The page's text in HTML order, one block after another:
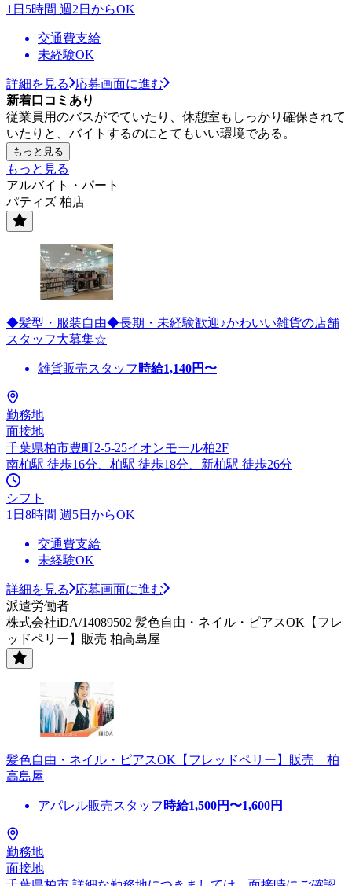
1日5時間 週2日からOK
交通費支給
未経験OK
詳細を見る
応募画面に進む
新着口コミあり
従業員用のバスがでていたり、休憩室もしっかり確保されて
いたりと、バイトするのにとてもいい環境である。
もっと見る
もっと見る
アルバイト・パート
パティズ 柏店
◆髪型・服装自由◆長期・未経験歓迎♪かわいい雑貨の店舗
スタッフ大募集☆
雑貨販売スタッフ 時給1,140円〜
勤務地
面接地
千葉県柏市豊町2-5-25イオンモール柏2F
南柏駅 徒歩16分、柏駅 徒歩18分、新柏駅 徒歩26分
シフト
1日8時間 週5日からOK
交通費支給
未経験OK
詳細を見る
応募画面に進む
派遣労働者
株式会社iDA/14089502 髪色自由・ネイル・ピアスOK【フレ
ッドペリー】販売 柏高島屋
髪色自由・ネイル・ピアスOK【フレッドペリー】販売 柏
高島屋
アパレル販売スタッフ 時給1,500円〜1,600円
勤務地
面接地